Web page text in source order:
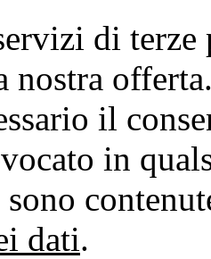
di terze
nostra
il
in
dati.